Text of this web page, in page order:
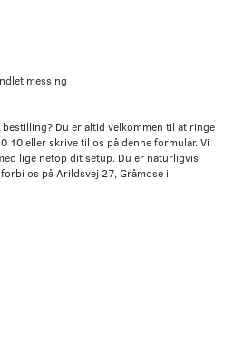
messing
Du er altid velkommen til at ringe
10 eller skrive til os på denne formular. Vi
lige netop dit setup. Du er naturligvis
os på Arildsvej 27, Gråmose i